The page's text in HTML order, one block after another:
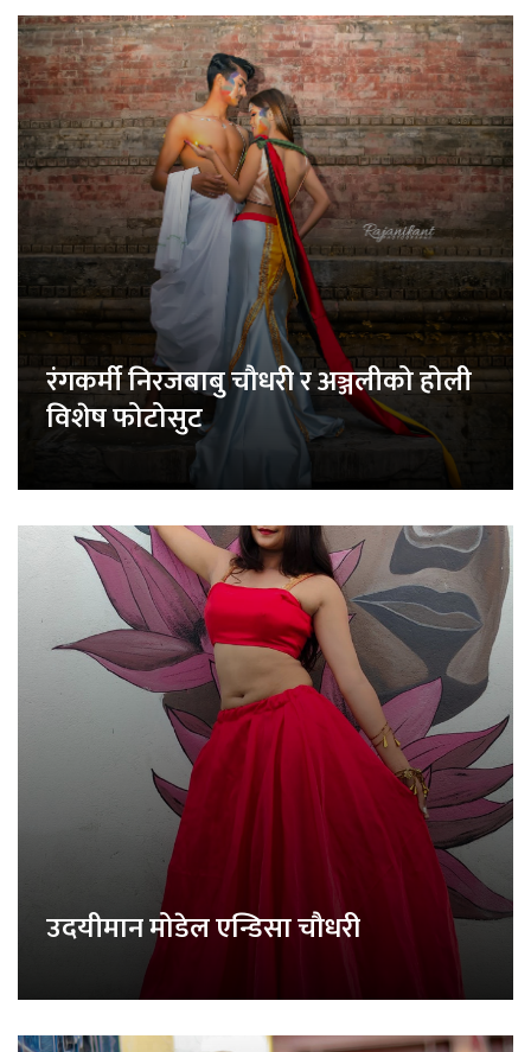
रंगकर्मी निरजबाबु चौधरी र अञ्जलीको होली
विशेष फोटोसुट
उदयीमान मोडेल एन्डिसा चौधरी